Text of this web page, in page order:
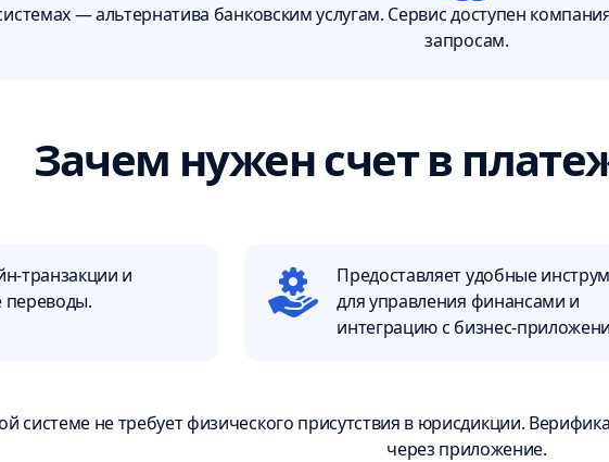
— альтернатива банковским услугам. Сервис доступен
запросам.
Зачем нужен счет в
транзакции и
Предоставляет удобные
для управления финансами и
интеграцию с бизнес-
системе не требует физического присутствия в юрисдикции.
через приложение.